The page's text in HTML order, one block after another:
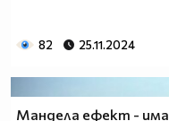
82 25.11.2024
Мандела ефект -